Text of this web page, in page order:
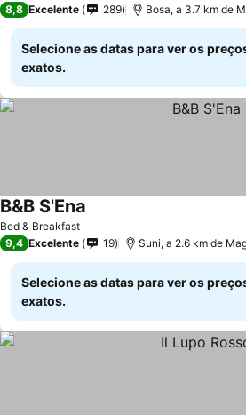
8,8 Excelente 289 Bosa, a 3.7 km de
Selecione as datas para ver os
exatos.
Bed & Breakfast
B&B S'Ena
9,4 Excelente 19 Suni, a 2.6 km de
Selecione as datas para ver os
exatos.